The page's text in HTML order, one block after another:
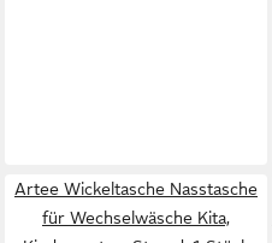
Artee Wickeltasche Nasstasche
für Wechselwäsche Kita,